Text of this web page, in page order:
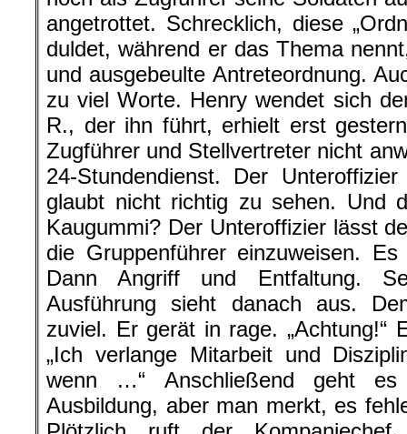
angetrottet. Schrecklich, diese
duldet, während er das Thema
und ausgebeulte Antreteordnung.
zu viel Worte. Henry wendet sich
R., der ihn führt, erhielt erst
Zugführer und Stellvertreter nicht
24-Stundendienst. Der
glaubt nicht richtig zu sehen. Und
Kaugummi? Der Unteroffizier lässt
die Gruppenführer einzuweisen.
Dann Angriff und Entfaltung.
Ausführung sieht danach aus.
zuviel. Er gerät in rage. „Achtung!“
„Ich verlange Mitarbeit und
wenn …“ Anschließend geht
Ausbildung, aber man merkt, es